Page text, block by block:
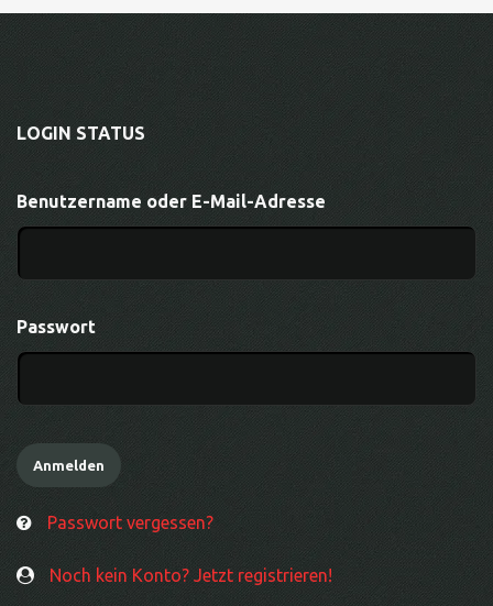
LOGIN STATUS
Benutzername oder E-Mail-Adresse
Passwort
Passwort vergessen?
Noch kein Konto? Jetzt registrieren!